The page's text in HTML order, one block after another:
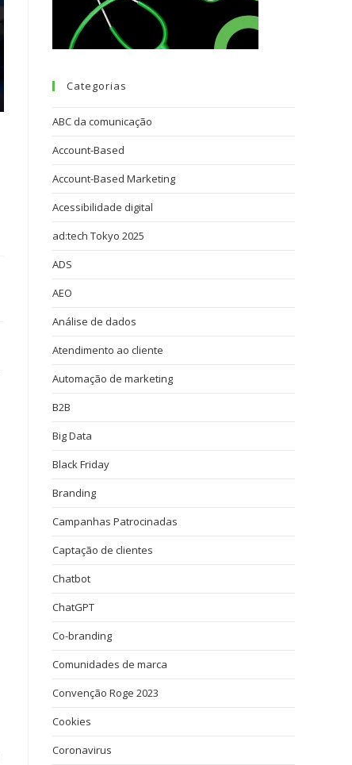
Categorias
ABC da comunicação
Account-Based
Account-Based Marketing
Acessibilidade digital
ad:tech Tokyo 2025
ADS
AEO
Análise de dados
Atendimento ao cliente
Automação de marketing
B2B
Big Data
Black Friday
Branding
Campanhas Patrocinadas
Captação de clientes
Chatbot
ChatGPT
Co-branding
Comunidades de marca
Convenção Roge 2023
Cookies
Coronavirus